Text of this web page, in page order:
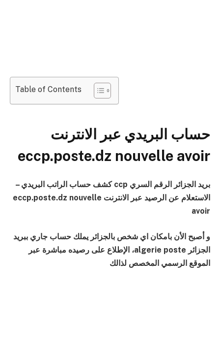
Table of Contents
حساب البريدي عبر الانترنت
eccp.poste.dz nouvelle avoir
بريد الجزائر الرقم السري ccp كشف حساب الراتب البريدي –
الاستعلام عن الرصيد عبر الانترنت eccp.poste.dz nouvelle
avoir
و أصبح الأن بامكان اي شخص بالجزائر يملك حساب جاري ببريد
الجزائر algerie poste، الإطلاع على رصيده مباشرة عبر
الموقع الرسمي المخصص لذالك